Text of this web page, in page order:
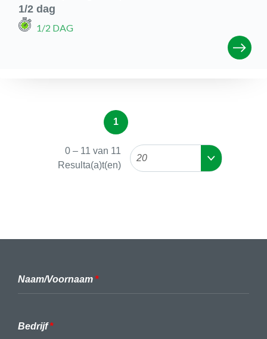
1/2 dag
1/2 DAG
1
0– 11 van 11
Resulta(a)t(en)
20
Naam/Voornaam
Bedrijf